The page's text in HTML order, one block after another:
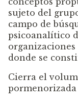
sujeto del
campo de
psicoanalítico
donde se
Cierra el